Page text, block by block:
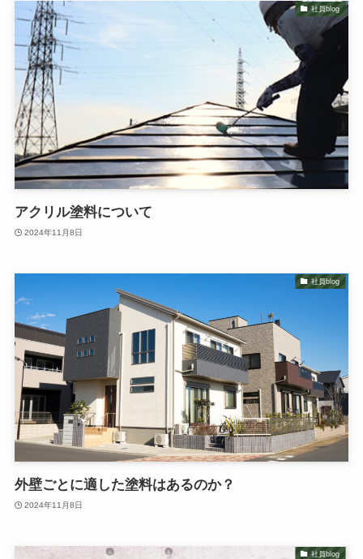
社員blog
アクリル塗料について
2024年11月8日
社員blog
外壁ごとに適した塗料はあるのか？
2024年11月8日
社員blog